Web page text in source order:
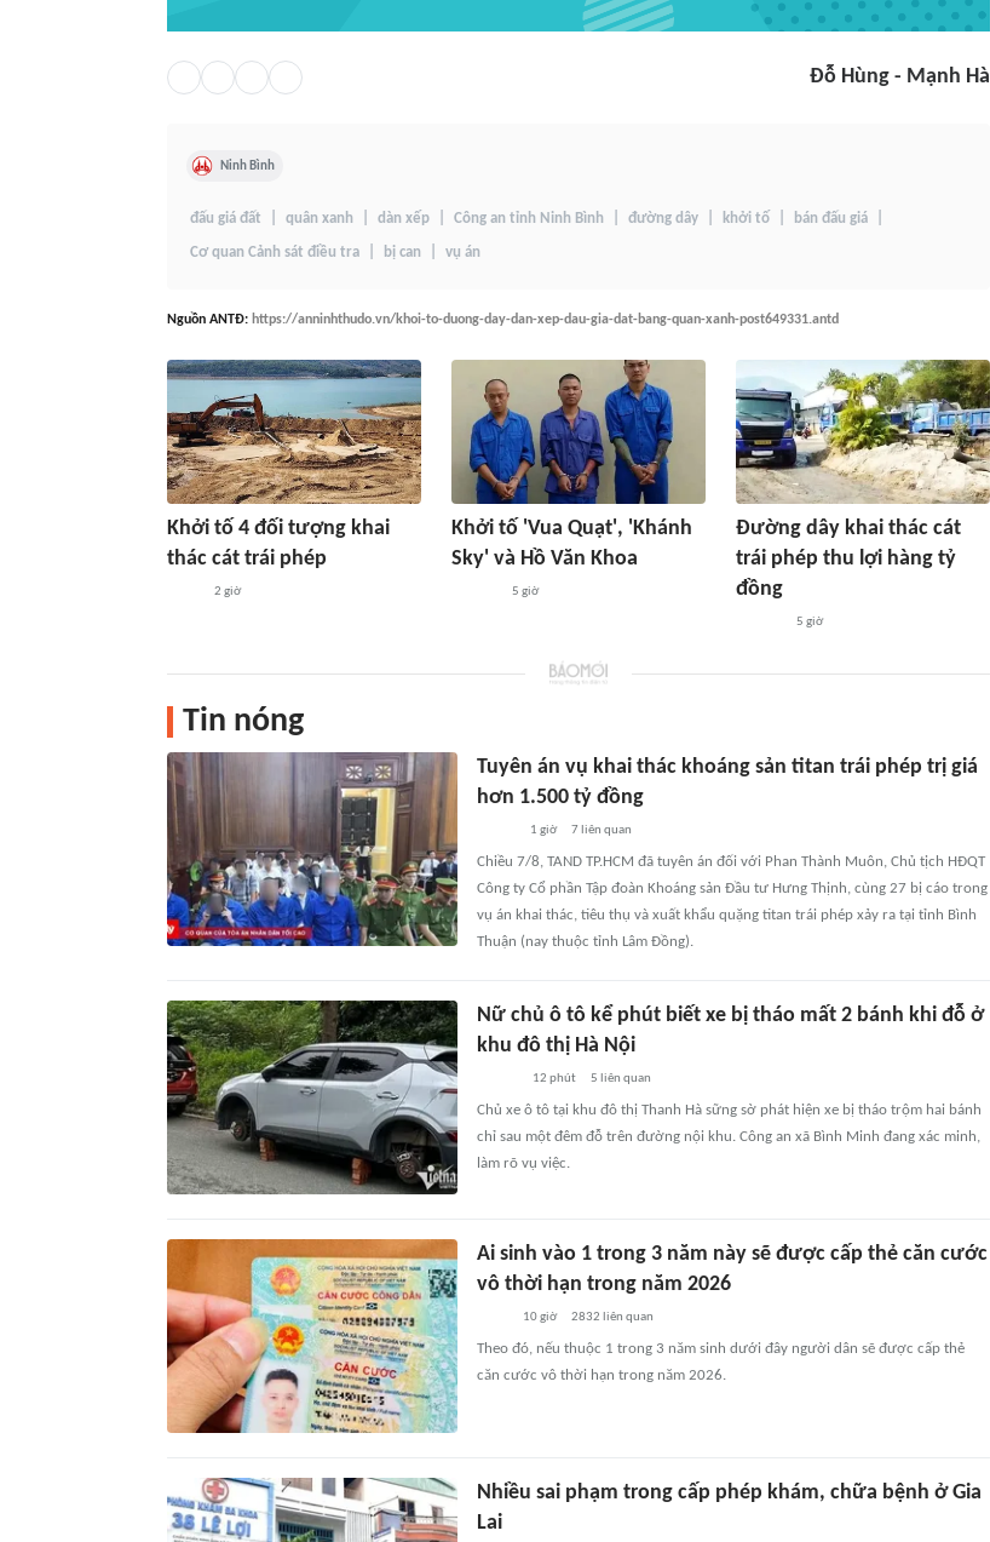
Đỗ Hùng - Mạnh Hà
Ninh Bình
đấu giá đất quân xanh dàn xếp Công an tỉnh Ninh Bình đường dây khởi tố bán đấu giá
Cơ quan Cảnh sát điều tra bị can vụ án
Nguồn ANTĐ: https://anninhthudo.vn/khoi-to-duong-day-dan-xep-dau-gia-dat-bang-quan-xanh-post649331.antd
Khởi tố 4 đối tượng khai
thác cát trái phép
2 giờ
Khởi tố 'Vua Quạt', 'Khánh
Sky' và Hồ Văn Khoa
5 giờ
Đường dây khai thác cát
trái phép thu lợi hàng tỷ
đồng
5 giờ
Tin nóng
Tuyên án vụ khai thác khoáng sản titan trái phép trị giá
hơn 1.500 tỷ đồng
1 giờ 7liên quan
Chiều 7/8, TAND TP.HCM đã tuyên án đối với Phan Thành Muôn, Chủ tịch HĐQT
Công ty Cổ phần Tập đoàn Khoáng sản Đầu tư Hưng Thịnh, cùng 27 bị cáo trong
vụ án khai thác, tiêu thụ và xuất khẩu quặng titan trái phép xảy ra tại tỉnh Bình
Thuận (nay thuộc tỉnh Lâm Đồng).
Nữ chủ ô tô kể phút biết xe bị tháo mất 2 bánh khi đỗ ở
khu đô thị Hà Nội
12 phút 5 liên quan
Chủ xe ô tô tại khu đô thị Thanh Hà sững sờ phát hiện xe bị tháo trộm hai bánh
chỉ sau một đêm đỗ trên đường nội khu. Công an xã Bình Minh đang xác minh,
làm rõ vụ việc.
Ai sinh vào 1 trong 3 năm này sẽ được cấp thẻ căn cước
vô thời hạn trong năm 2026
10 giờ 2832 liên quan
Theo đó, nếu thuộc 1 trong 3 năm sinh dưới đây người dân sẽ được cấp thẻ
căn cước vô thời hạn trong năm 2026.
Nhiều sai phạm trong cấp phép khám, chữa bệnh ở Gia
Lai